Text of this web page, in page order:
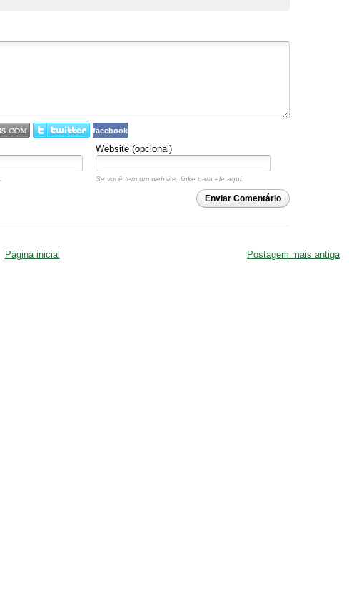
facebook
Website (opcional)
Se você tem um website, linke para ele aqui.
Enviar Comentário
Postagem mais antiga
Página inicial